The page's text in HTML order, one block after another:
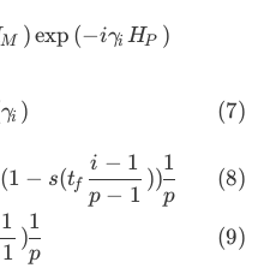
M )exp (−iγi HP )
γi )
(1 − s(tf p − 1
i − 1
))
p
1
1
1
)
p
1